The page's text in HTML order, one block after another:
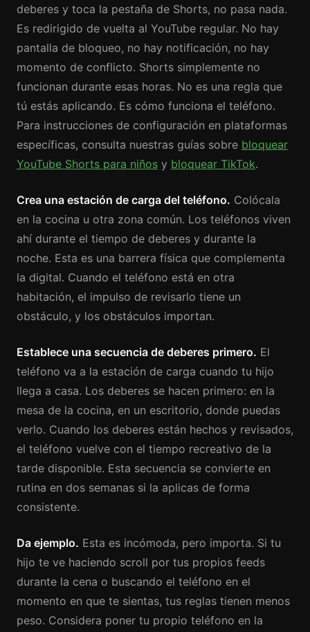
deberes y toca la pestaña de Shorts, no pasa nada.
Es redirigido de vuelta al YouTube regular. No hay
pantalla de bloqueo, no hay notificación, no hay
momento de conflicto. Shorts simplemente no
funcionan durante esas horas. No es una regla que
tú estás aplicando. Es cómo funciona el teléfono.
Para instrucciones de configuración en plataformas
específicas, consulta nuestras guías sobre bloquear
YouTube Shorts para niños y bloquear TikTok.
Crea una estación de carga del teléfono. Colócala
en la cocina u otra zona común. Los teléfonos viven
ahí durante el tiempo de deberes y durante la
noche. Esta es una barrera física que complementa
la digital. Cuando el teléfono está en otra
habitación, el impulso de revisarlo tiene un
obstáculo, y los obstáculos importan.
Establece una secuencia de deberes primero. El
teléfono va a la estación de carga cuando tu hijo
llega a casa. Los deberes se hacen primero: en la
mesa de la cocina, en un escritorio, donde puedas
verlo. Cuando los deberes están hechos y revisados,
el teléfono vuelve con el tiempo recreativo de la
tarde disponible. Esta secuencia se convierte en
rutina en dos semanas si la aplicas de forma
consistente.
Da ejemplo. Esta es incómoda, pero importa. Si tu
hijo te ve haciendo scroll por tus propios feeds
durante la cena o buscando el teléfono en el
momento en que te sientas, tus reglas tienen menos
peso. Considera poner tu propio teléfono en la